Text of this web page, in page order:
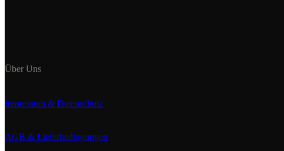
Über Uns
Impressum & Datenschutz
AGB & Lieferbedingungen